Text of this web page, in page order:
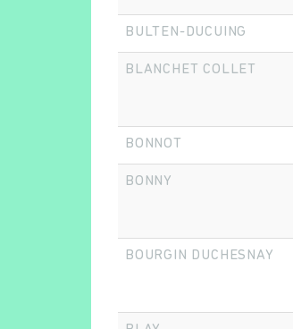
BULTEN-DUCUING
BLANCHET COLLET
BONNOT
BONNY
BOURGIN DUCHESNAY